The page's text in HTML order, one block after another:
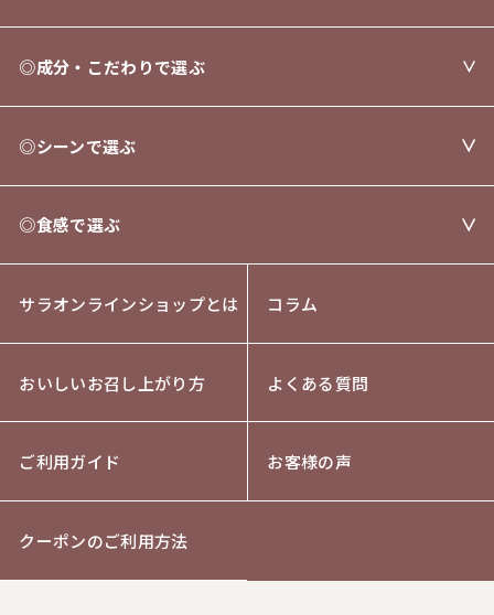
◎成分・こだわりで選ぶ
◎シーンで選ぶ
◎食感で選ぶ
サラオンラインショップとは
おいしいお召し上がり方
ご利用ガイド
クーポンのご利用方法
コラム
よくある質問
お客様の声